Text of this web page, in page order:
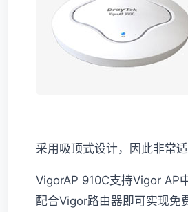
采用吸顶式设计，因此非常适
VigorAP 910C支持Vigor AP
配合Vigor路由器即可实现免